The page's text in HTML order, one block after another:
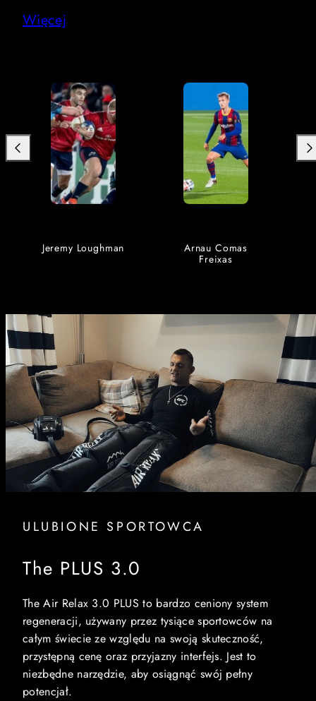
Więcej
Arnau Comas
Freixas
Sean Murphy
Bunting
Poprzedni
ULUBIONE SPORTOWCA
The PLUS 3.0
The Air Relax 3.0 PLUS to bardzo ceniony system
regeneracji, używany przez tysiące sportowców na
całym świecie ze względu na swoją skuteczność,
przystępną cenę oraz przyjazny interfejs. Jest to
niezbędne narzędzie, aby osiągnąć swój pełny
potencjał.